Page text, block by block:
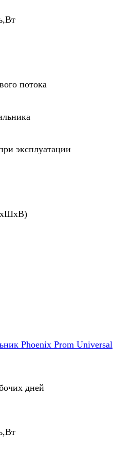
потока
эксплуатации
Phoenix Prom Universal
дней